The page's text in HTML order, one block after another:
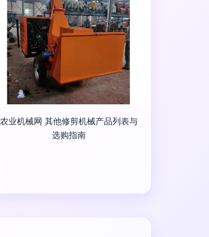
农业机械网 其他修剪机械产品列表与
选购指南